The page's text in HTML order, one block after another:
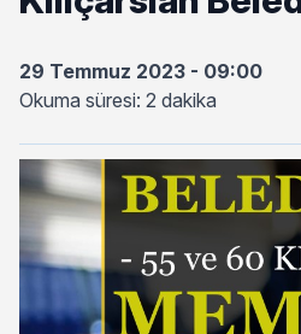
29 Temmuz 2023 - 09:00
Okuma süresi: 2 dakika